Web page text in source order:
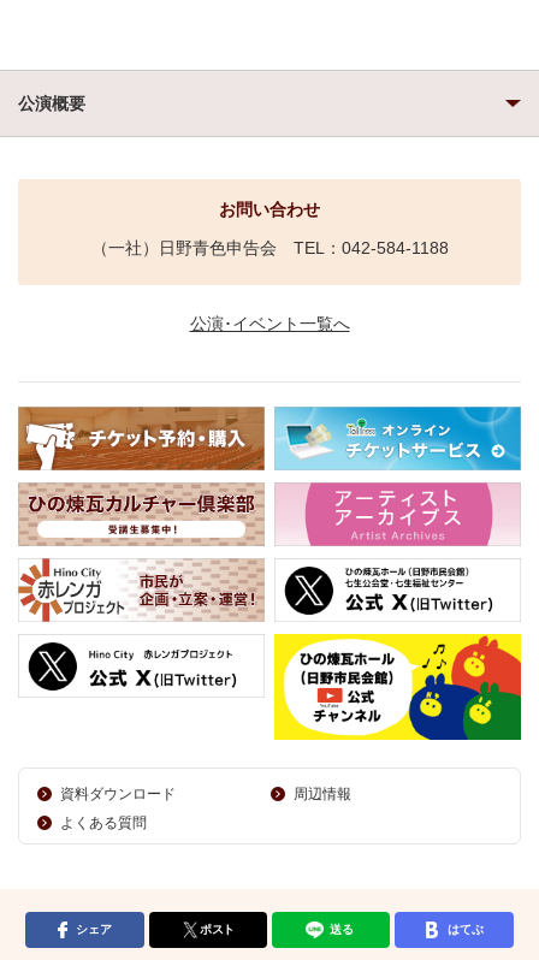
公演概要
お問い合わせ
（一社）日野青色申告会 TEL：042-584-1188
公演･イベント一覧へ
資料ダウンロード
周辺情報
よくある質問
シェア ポスト 送る はてぶ